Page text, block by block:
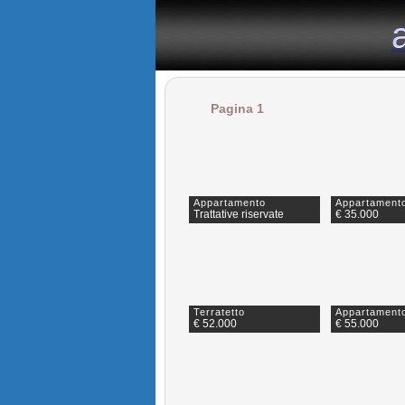
Pagina 1
Appartamento
Trattative riservate € 35.000
Terratetto
€ 52.000 € 55.000